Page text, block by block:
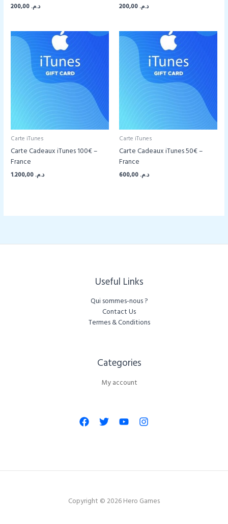
د.م. د.م.
Carte iTunes
Carte Cadeaux iTunes 100€ –
France
د.م.
Carte iTunes
Carte Cadeaux iTunes 50€ –
France
د.م.
Useful Links
Qui sommes-nous ?
Contact Us
Termes & Conditions
Categories​
My account
Copyright © 2026 Hero Games